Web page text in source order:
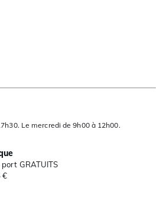
Le mercredi de 9h00 à 12h00.
GRATUITS
€